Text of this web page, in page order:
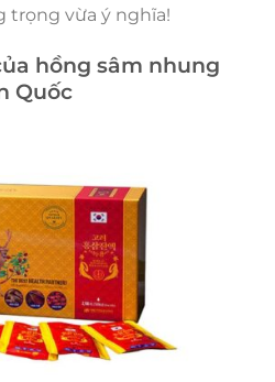
trọng vừa ý nghĩa!
hồng sâm nhung
Quốc